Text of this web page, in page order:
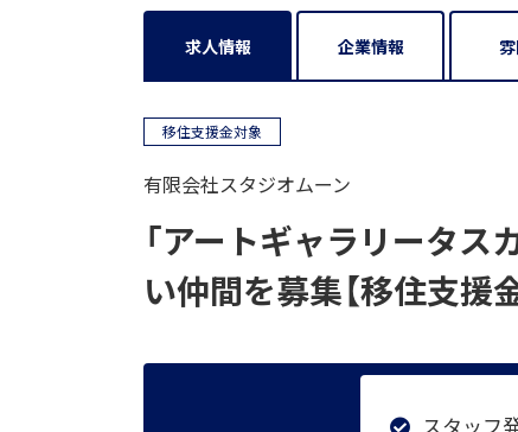
求人情報 企業情報
移住支援金対象
有限会社スタジオムーン
「アートギャラリータス
い仲間を募集【移住支援
スタッフ